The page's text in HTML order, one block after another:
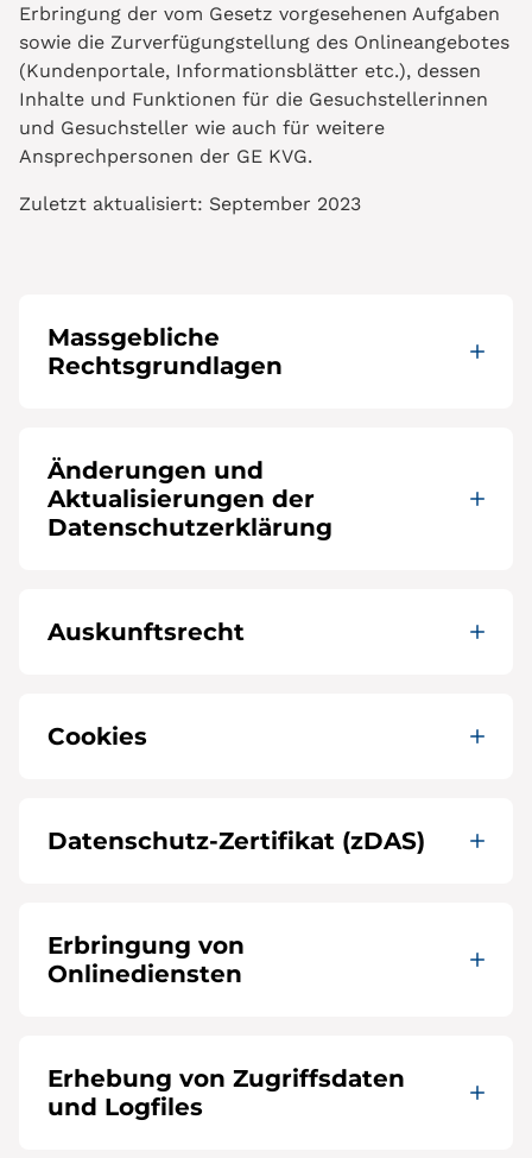
Erbringung der vom Gesetz vorgesehenen Aufgaben
sowie die Zurverfügungstellung des Onlineangebotes
(Kundenportale, Informationsblätter etc.), dessen
Inhalte und Funktionen für die Gesuchstellerinnen
und Gesuchsteller wie auch für weitere
Ansprechpersonen der GE KVG.
Zuletzt aktualisiert: September 2023
Massgebliche
Rechtsgrundlagen
Änderungen und
Aktualisierungen der
Datenschutzerklärung
Auskunftsrecht
Cookies
Datenschutz-Zertifikat (zDAS)
Erbringung von
Onlinediensten
Erhebung von Zugriffsdaten
und Logfiles